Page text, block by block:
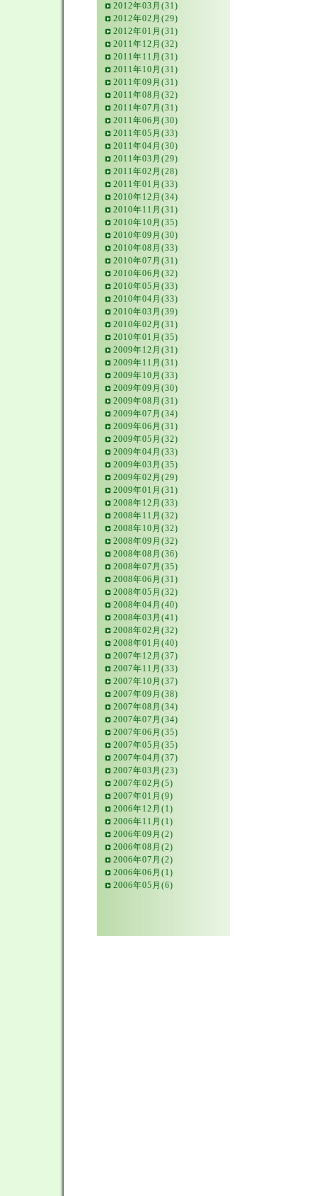
2012年03月(31)
2012年02月(29)
2012年01月(31)
2011年12月(32)
2011年11月(31)
2011年10月(31)
2011年09月(31)
2011年08月(32)
2011年07月(31)
2011年06月(30)
2011年05月(33)
2011年04月(30)
2011年03月(29)
2011年02月(28)
2011年01月(33)
2010年12月(34)
2010年11月(31)
2010年10月(35)
2010年09月(30)
2010年08月(33)
2010年07月(31)
2010年06月(32)
2010年05月(33)
2010年04月(33)
2010年03月(39)
2010年02月(31)
2010年01月(35)
2009年12月(31)
2009年11月(31)
2009年10月(33)
2009年09月(30)
2009年08月(31)
2009年07月(34)
2009年06月(31)
2009年05月(32)
2009年04月(33)
2009年03月(35)
2009年02月(29)
2009年01月(31)
2008年12月(33)
2008年11月(32)
2008年10月(32)
2008年09月(32)
2008年08月(36)
2008年07月(35)
2008年06月(31)
2008年05月(32)
2008年04月(40)
2008年03月(41)
2008年02月(32)
2008年01月(40)
2007年12月(37)
2007年11月(33)
2007年10月(37)
2007年09月(38)
2007年08月(34)
2007年07月(34)
2007年06月(35)
2007年05月(35)
2007年04月(37)
2007年03月(23)
2007年02月(5)
2007年01月(9)
2006年12月(1)
2006年11月(1)
2006年09月(2)
2006年08月(2)
2006年07月(2)
2006年06月(1)
2006年05月(6)